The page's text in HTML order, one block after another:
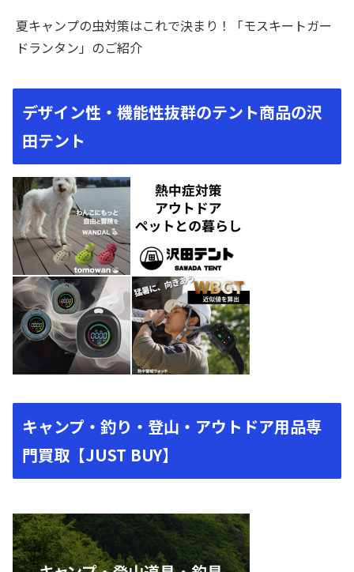
夏キャンプの虫対策はこれで決まり！「モスキートガー
ドランタン」のご紹介
デザイン性・機能性抜群のテント商品の沢
田テント
キャンプ・釣り・登山・アウトドア用品専
門買取【JUST BUY】